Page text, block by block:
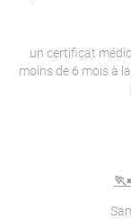
un certificat
moins de 6 mois à